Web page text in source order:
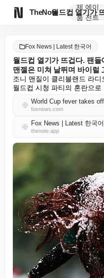
TheNote
제
품
에이
전트
Fox News | Latest 한국어
월드컵 열기가 뜨겁다. 팬
맨젤은 미쳐 날뛰며 바이럴
조니 맨질이 클리블랜드 라
월드컵 시청 파티의 혼란으로
foxnews.com
Fox News | Latest 한국
thenote.app